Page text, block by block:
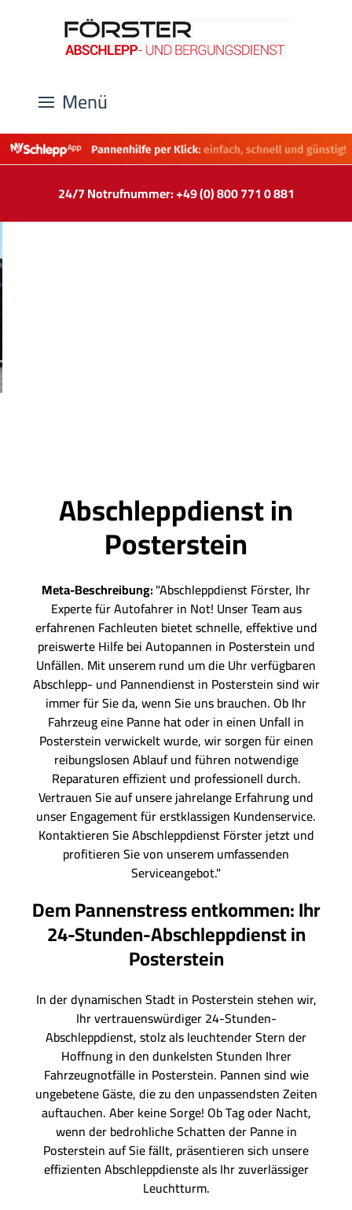
Menü
24/7 Notrufnummer: +49 (0) 800 771 0 881
Abschleppdienst in
Posterstein
Meta-Beschreibung:"Abschleppdienst Förster, Ihr
Experte für Autofahrer in Not! Unser Team aus
erfahrenen Fachleuten bietet schnelle, effektive und
preiswerte Hilfe bei Autopannen in Posterstein und
Unfällen. Mit unserem rund um die Uhr verfügbaren
Abschlepp- und Pannendienst in Posterstein sind wir
immer für Sie da, wenn Sie uns brauchen. Ob Ihr
Fahrzeug eine Panne hat oder in einen Unfall in
Posterstein verwickelt wurde, wir sorgen für einen
reibungslosen Ablauf und führen notwendige
Reparaturen effizient und professionell durch.
Vertrauen Sie auf unsere jahrelange Erfahrung und
unser Engagement für erstklassigen Kundenservice.
Kontaktieren Sie Abschleppdienst Förster jetzt und
profitieren Sie von unserem umfassenden
Serviceangebot."
Dem Pannenstress entkommen: Ihr
24-Stunden-Abschleppdienst in
Posterstein
In der dynamischen Stadt in Posterstein stehen wir,
Ihr vertrauenswürdiger 24-Stunden-
Abschleppdienst, stolz als leuchtender Stern der
Hoffnung in den dunkelsten Stunden Ihrer
Fahrzeugnotfälle in Posterstein. Pannen sind wie
ungebetene Gäste, die zu den unpassendsten Zeiten
auftauchen. Aber keine Sorge! Ob Tag oder Nacht,
wenn der bedrohliche Schatten der Panne in
Posterstein auf Sie fällt, präsentieren sich unsere
effizienten Abschleppdienste als Ihr zuverlässiger
Leuchtturm.